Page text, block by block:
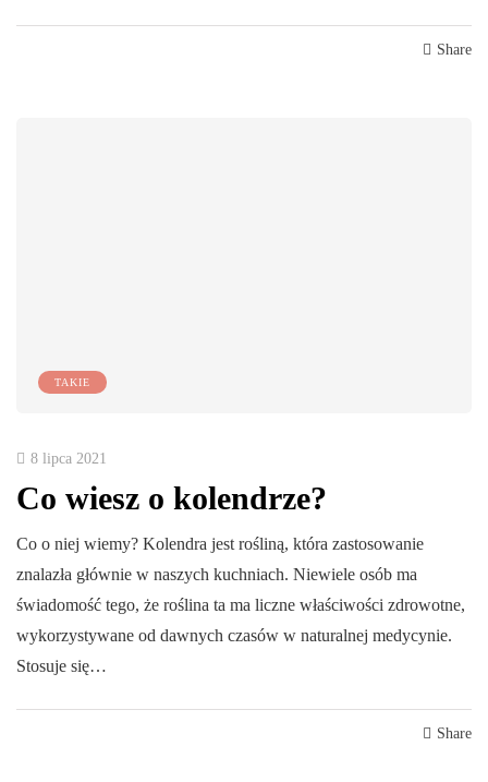
Share
TAKIE
8 lipca 2021
Co wiesz o kolendrze?
Co o niej wiemy? Kolendra jest rośliną, która zastosowanie
znalazła głównie w naszych kuchniach. Niewiele osób ma
świadomość tego, że roślina ta ma liczne właściwości zdrowotne,
wykorzystywane od dawnych czasów w naturalnej medycynie.
Stosuje się…
Share